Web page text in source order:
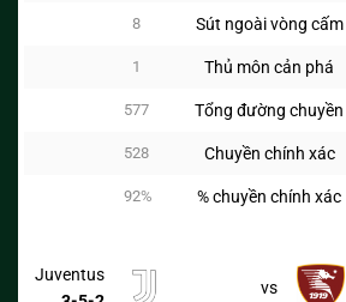
8 Sút ngoài vòng cấm
1 Thủ môn cản phá
577 Tổng đường chuyền
528 Chuyền chính xác
92% % chuyền chính xác
Juventus
vs